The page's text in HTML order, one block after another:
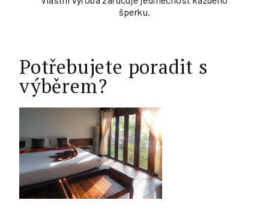
šperku.
Potřebujete poradit s
výběrem?